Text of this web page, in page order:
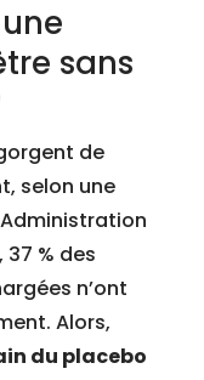
sans
de
selon une
% des
n’ont
Alors,
du placebo